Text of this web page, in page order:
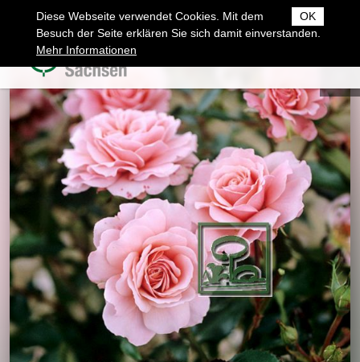
OK
Diese Webseite verwendet Cookies. Mit dem
Besuch der Seite erklären Sie sich damit einverstanden.
Mehr Informationen